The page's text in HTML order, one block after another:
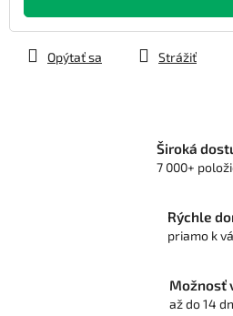
Opýtať sa Strážiť
Široká
7 000+
Rýchle
priamo k
Možnosť
až do 14